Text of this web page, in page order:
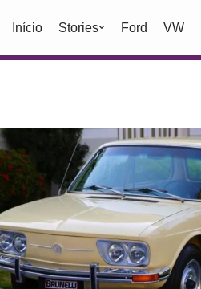
Início Stories Ford VW